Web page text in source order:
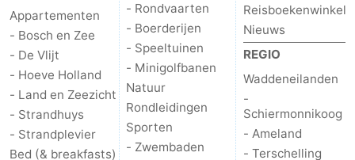
Zwembaden
-
Fietsen
-
Wandelen
-
Paardrijden
Appartementen
- Bosch en Zee
- De Vlijt
- Hoeve Holland
- Land en Zeezicht
- Strandhuys
- Strandplevier
Bed (& breakfasts)
- Rondvaarten
- Boerderijen
- Speeltuinen
- Minigolfbanen
Natuur
Rondleidingen
Sporten
- Zwembaden
Reisboekenwinkel
Nieuws
REGIO
Waddeneilanden
-
Schiermonnikoog
- Ameland
- Terschelling